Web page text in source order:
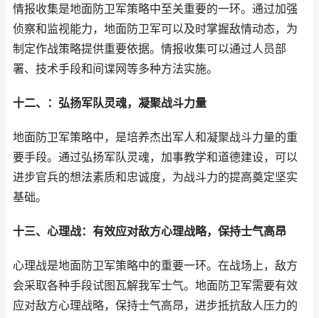
情报收集是地面防卫军策略中至关重要的一环。通过加强
侦察和监视能力，地面防卫军可以及时掌握敌情动态，为
制定作战策略提供重要依据。情报收集可以通过人员部
署、技术手段和间谍网等多种方法实施。
十二、：弘扬军队灵魂，凝聚战斗力量
地面防卫军策略中，是培养杰出军人和凝聚战斗力量的重
要手段。通过弘扬军队灵魂，加事教学和道德建设，可以
进步官兵的想法素质和忠诚度，为战斗力的提高奠定坚实
基础。
十三、心理战：有效应对敌方心理战略，保持士气高昂
心理战是地面防卫军策略中的重要一环。在战场上，敌方
会采取各种手段试图瓦解我军士气。地面防卫军需要有效
应对敌方心理战略，保持士气高昂，进步抵抗敌人压力的